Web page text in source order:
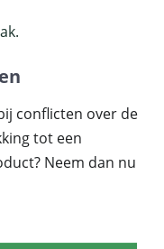
conflicten over de
tot een
Neem dan nu